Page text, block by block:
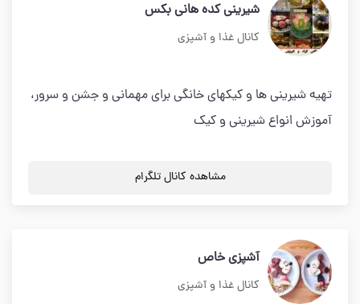
شیرینی کده هانی بکس
کانال غذا و آشپزی
تهیه شیرینی ها و کیکهای خانگی برای مهمانی و جشن و سرور،
آموزش انواع شیرینی و کیک
مشاهده کانال تلگرام
آشپزی خاص
کانال غذا و آشپزی